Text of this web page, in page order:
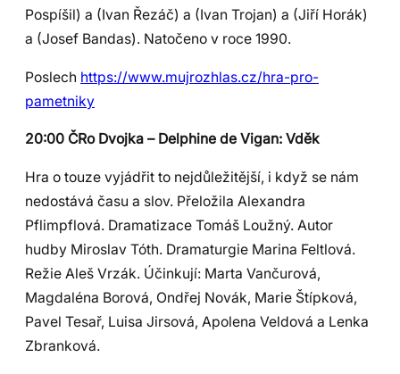
Pospíšil) a (Ivan Řezáč) a (Ivan Trojan) a (Jiří Horák)
a (Josef Bandas). Natočeno v roce 1990.
Poslech https://www.mujrozhlas.cz/hra-pro-
pametniky
20:00 ČRo Dvojka – Delphine de Vigan: Vděk
Hra o touze vyjádřit to nejdůležitější, i když se nám
nedostává času a slov. Přeložila Alexandra
Pflimpflová. Dramatizace Tomáš Loužný. Autor
hudby Miroslav Tóth. Dramaturgie Marina Feltlová.
Režie Aleš Vrzák. Účinkují: Marta Vančurová,
Magdaléna Borová, Ondřej Novák, Marie Štípková,
Pavel Tesař, Luisa Jirsová, Apolena Veldová a Lenka
Zbranková.